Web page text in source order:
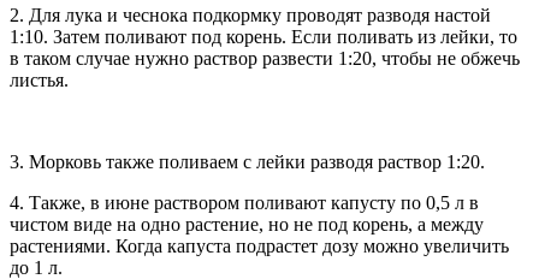
2. Для лука и чеснока подкормку проводят разводя настой
1:10. Затем поливают под корень. Если поливать из лейки, то
в таком случае нужно раствор развести 1:20, чтобы не обжечь
листья.
3. Морковь также поливаем с лейки разводя раствор 1:20.
4. Также, в июне раствором поливают капусту по 0,5 л в
чистом виде на одно растение, но не под корень, а между
растениями. Когда капуста подрастет дозу можно увеличить
до 1 л.